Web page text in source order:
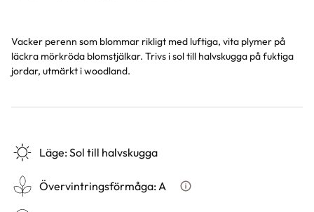
Vacker perenn som blommar rikligt med luftiga, vita plymer på
läckra mörkröda blomstjälkar. Trivs i sol till halvskugga på fuktiga
jordar, utmärkt i woodland.
Läge:Sol till halvskugga
Övervintringsförmåga:A Vad betyder